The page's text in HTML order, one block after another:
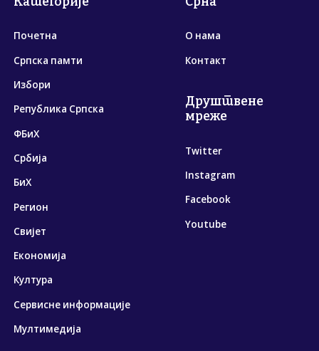
Почетна
Српска памти
Избори
Република Српска
ФБиХ
Србија
БиХ
Регион
Свијет
Економија
Култура
Сервисне информације
Мултимедија
О нама
Контакт
Друштвене
мреже
Twitter
Instagram
Facebook
Youtube